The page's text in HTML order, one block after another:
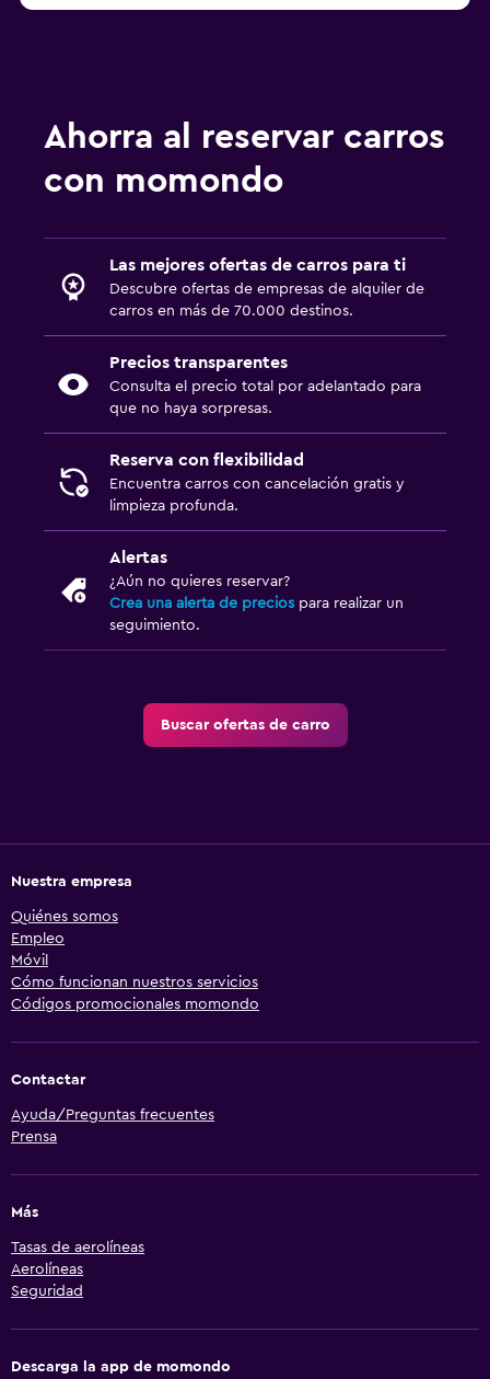
Ahorra al reservar carros
con momondo
Las mejores ofertas de carros para ti
Descubre ofertas de empresas de alquiler de
carros en más de 70.000 destinos.
Precios transparentes
Consulta el precio total por adelantado para
que no haya sorpresas.
Reserva con flexibilidad
Encuentra carros con cancelación gratis y
limpieza profunda.
Alertas
¿Aún no quieres reservar?
Crea una alerta de precios para realizar un
seguimiento.
Buscar ofertas de carro
Nuestra empresa
Quiénes somos
Empleo
Móvil
Cómo funcionan nuestros servicios
Códigos promocionales momondo
Contactar
Ayuda/Preguntas frecuentes
Prensa
Más
Tasas de aerolíneas
Aerolíneas
Seguridad
Descarga la app de momondo